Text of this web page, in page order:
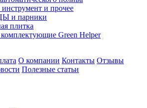
и прочее
и парники
плитка
Green Helper
О компании Контакты Отзывы
Полезные статьи